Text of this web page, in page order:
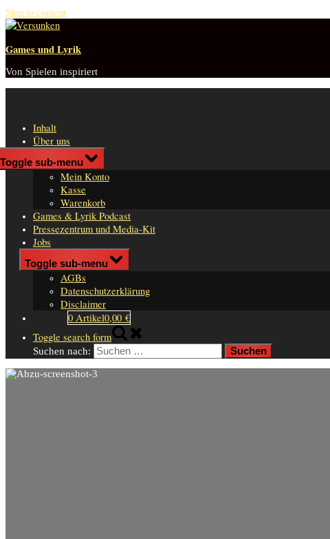
Skip to content
Games und Lyrik
Von Spielen inspiriert
Inhalt
Über uns
Shop
Toggle sub-menu
Mein Konto
Kasse
Warenkorb
Games & Lyrik Podcast
Pressezentrum und Media-Kit
Jobs
Impressum
Toggle sub-menu
AGBs
Datenschutzerklärung
Disclaimer
0 Artikel0,00 €
Toggle search form
Suchen nach: